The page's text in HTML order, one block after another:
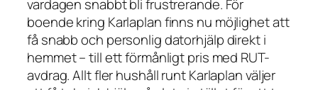
vardagen snabbt bli frustrerande. För
boende kring Karlaplan finns nu möjlighet att
få snabb och personlig datorhjälp direkt i
hemmet – till ett förmånligt pris med RUT-
avdrag. Allt fler hushåll runt Karlaplan väljer